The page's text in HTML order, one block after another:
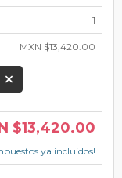
1
MXN $13,420.00
$13,420.00
ya incluidos!